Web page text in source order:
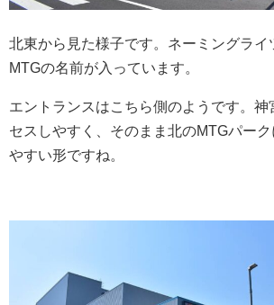
北東から見た様子です。ネーミングライ
MTGの名前が入っています。
エントランスはこちら側のようです。神
セスしやすく、そのまま北のMTGパー
やすい形ですね。